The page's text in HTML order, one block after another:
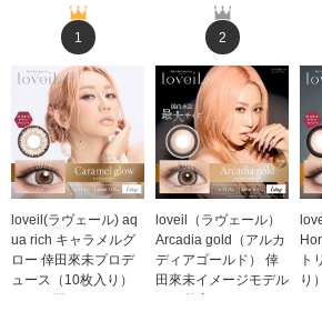
1
loveil(ラヴェール) aq
ua rich キャラメルグ
ロー 倖田來未プロデ
ュース（10枚入り）
2
loveil（ラヴェール）
Arcadia gold（アルカ
ディアゴールド） 倖
田來未イメージモデル
ト
り）